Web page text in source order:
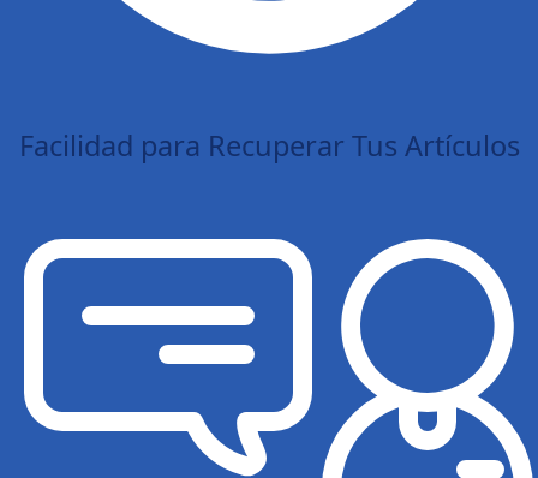
Facilidad para Recuperar Tus Artículos